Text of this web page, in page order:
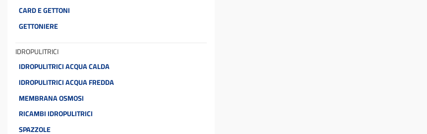
CARD E GETTONI
GETTONIERE
IDROPULITRICI
IDROPULITRICI ACQUA CALDA
IDROPULITRICI ACQUA FREDDA
MEMBRANA OSMOSI
RICAMBI IDROPULITRICI
SPAZZOLE